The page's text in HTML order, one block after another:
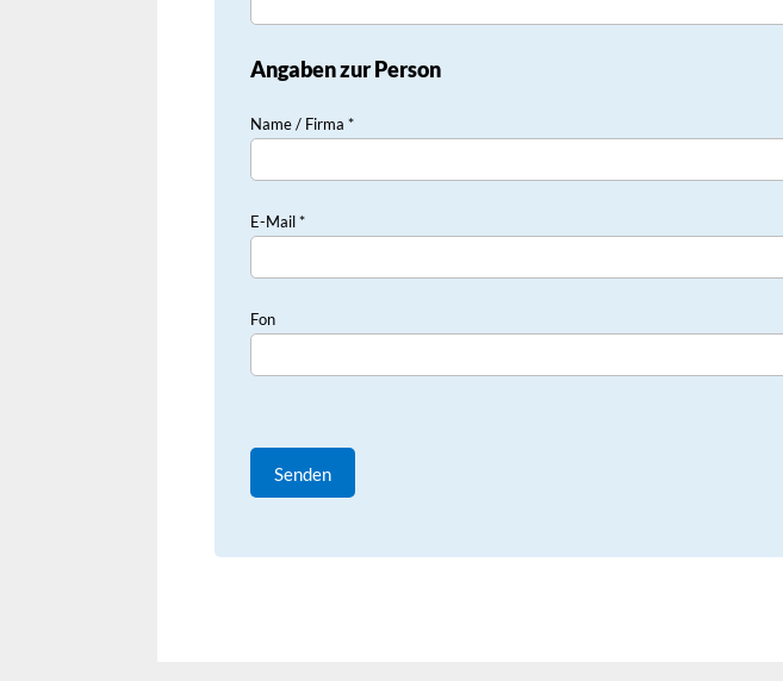
Angaben zur Person
Name / Firma *
E-Mail *
Fon